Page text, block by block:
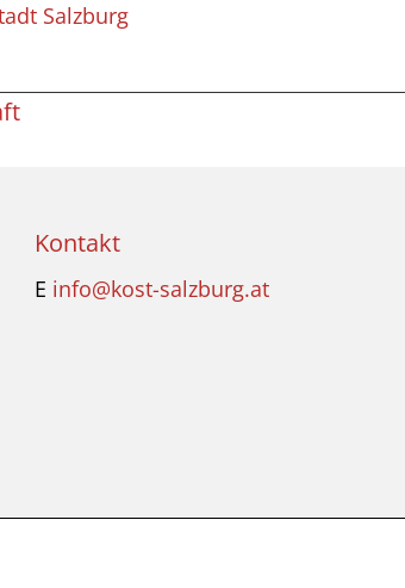
Salzburg
Kontakt
E info@kost-salzburg.at